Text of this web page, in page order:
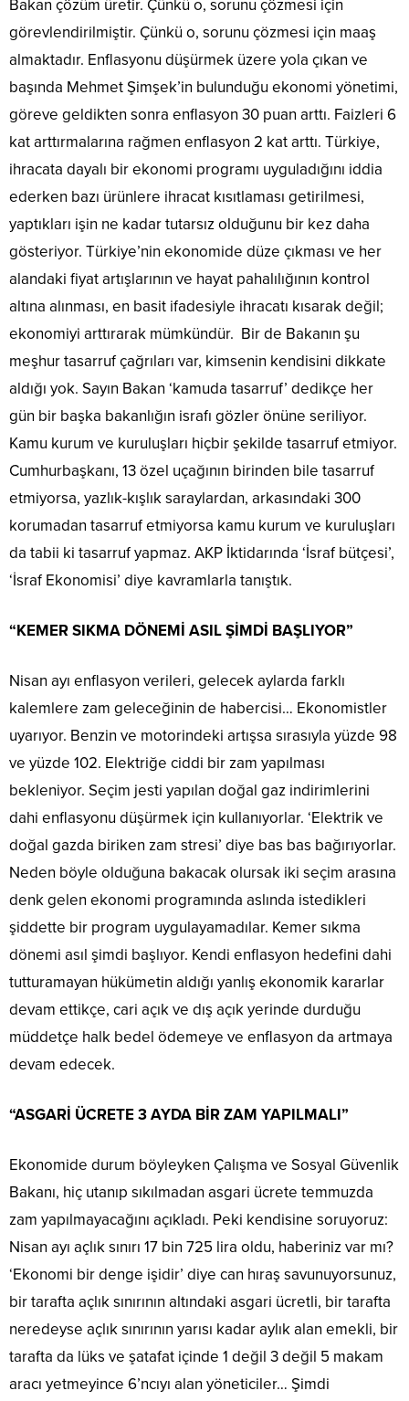
Bakan çözüm üretir. Çünkü o, sorunu çözmesi için
görevlendirilmiştir. Çünkü o, sorunu çözmesi için maaş
almaktadır. Enflasyonu düşürmek üzere yola çıkan ve
başında Mehmet Şimşek’in bulunduğu ekonomi yönetimi,
göreve geldikten sonra enflasyon 30 puan arttı. Faizleri 6
kat arttırmalarına rağmen enflasyon 2 kat arttı. Türkiye,
ihracata dayalı bir ekonomi programı uyguladığını iddia
ederken bazı ürünlere ihracat kısıtlaması getirilmesi,
yaptıkları işin ne kadar tutarsız olduğunu bir kez daha
gösteriyor. Türkiye’nin ekonomide düze çıkması ve her
alandaki fiyat artışlarının ve hayat pahalılığının kontrol
altına alınması, en basit ifadesiyle ihracatı kısarak değil;
ekonomiyi arttırarak mümkündür. Bir de Bakanın şu
meşhur tasarruf çağrıları var, kimsenin kendisini dikkate
aldığı yok. Sayın Bakan ‘kamuda tasarruf’ dedikçe her
gün bir başka bakanlığın israfı gözler önüne seriliyor.
Kamu kurum ve kuruluşları hiçbir şekilde tasarruf etmiyor.
Cumhurbaşkanı, 13 özel uçağının birinden bile tasarruf
etmiyorsa, yazlık-kışlık saraylardan, arkasındaki 300
korumadan tasarruf etmiyorsa kamu kurum ve kuruluşları
da tabii ki tasarruf yapmaz. AKP İktidarında ‘İsraf bütçesi’,
‘İsraf Ekonomisi’ diye kavramlarla tanıştık.
“KEMER SIKMA DÖNEMİ ASIL ŞİMDİ BAŞLIYOR”
Nisan ayı enflasyon verileri, gelecek aylarda farklı
kalemlere zam geleceğinin de habercisi… Ekonomistler
uyarıyor. Benzin ve motorindeki artışsa sırasıyla yüzde 98
ve yüzde 102. Elektriğe ciddi bir zam yapılması
bekleniyor. Seçim jesti yapılan doğal gaz indirimlerini
dahi enflasyonu düşürmek için kullanıyorlar. ‘Elektrik ve
doğal gazda biriken zam stresi’ diye bas bas bağırıyorlar.
Neden böyle olduğuna bakacak olursak iki seçim arasına
denk gelen ekonomi programında aslında istedikleri
şiddette bir program uygulayamadılar. Kemer sıkma
dönemi asıl şimdi başlıyor. Kendi enflasyon hedefini dahi
tutturamayan hükümetin aldığı yanlış ekonomik kararlar
devam ettikçe, cari açık ve dış açık yerinde durduğu
müddetçe halk bedel ödemeye ve enflasyon da artmaya
devam edecek.
“ASGARİ ÜCRETE 3 AYDA BİR ZAM YAPILMALI”
Ekonomide durum böyleyken Çalışma ve Sosyal Güvenlik
Bakanı, hiç utanıp sıkılmadan asgari ücrete temmuzda
zam yapılmayacağını açıkladı. Peki kendisine soruyoruz:
Nisan ayı açlık sınırı 17 bin 725 lira oldu, haberiniz var mı?
‘Ekonomi bir denge işidir’ diye can hıraş savunuyorsunuz,
bir tarafta açlık sınırının altındaki asgari ücretli, bir tarafta
neredeyse açlık sınırının yarısı kadar aylık alan emekli, bir
tarafta da lüks ve şatafat içinde 1 değil 3 değil 5 makam
aracı yetmeyince 6’ncıyı alan yöneticiler… Şimdi